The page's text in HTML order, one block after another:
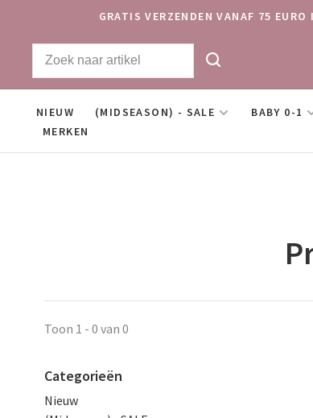
GRATIS VERZENDEN VANAF 75
NIEUW (MIDSEASON) - SALE BABY 0-1
MERKEN
Toon 1 - 0 van 0
Categorieën
Nieuw